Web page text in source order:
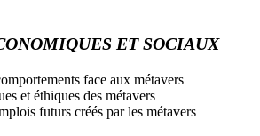
ET SOCIAUX
face aux métavers
et éthiques des métavers
futurs créés par les métavers